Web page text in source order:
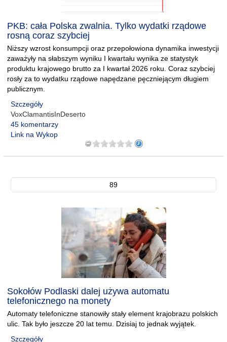
PKB: cała Polska zwalnia. Tylko wydatki rządowe
rosną coraz szybciej
Niższy wzrost konsumpcji oraz przepołowiona dynamika inwestycji
zaważyły na słabszym wyniku I kwartału wynika ze statystyk
produktu krajowego brutto za I kwartał 2026 roku. Coraz szybciej
rosły za to wydatku rządowe napędzane pęczniejącym długiem
publicznym.
Szczegóły
VoxClamantisInDeserto
45 komentarzy
Link na Wykop
89
Sokołów Podlaski dalej używa automatu
telefonicznego na monety
Automaty telefoniczne stanowiły stały element krajobrazu polskich
ulic. Tak było jeszcze 20 lat temu. Dzisiaj to jednak wyjątek.
Szczegóły